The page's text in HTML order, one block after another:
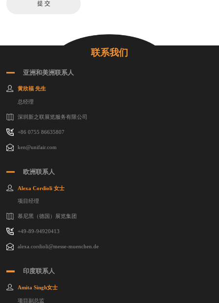
联系我们
亚洲和美洲联系人
黄欣福 先生
总经理
深圳新之联展览服务有限公司
+86 0755 86635807
ken@unifair.com
欧洲联系人
Alexa Cordioli 女士
项目经理
慕尼黑（德国）展览集团
+49-89-94920413
alexa.cordioli@messe-muenchen.de
印度联系人
Amita Singh女士
项目副总监